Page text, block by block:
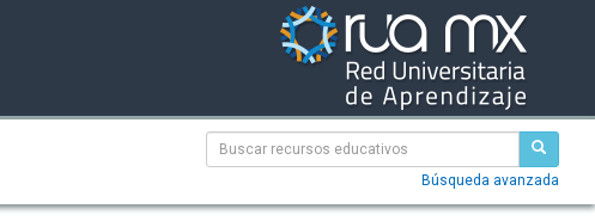
Búsqueda avanzada